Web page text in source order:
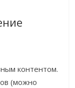
контентом.
(можно